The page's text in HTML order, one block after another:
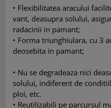
• Flexibilitatea aracului
vant, deasupra solului,
radacinii in pamant;
• Forma triunghiulara, cu 3
deosebita in pamant;
• Nu se degradeaza nici
solului, indiferent de
ploi, etc.
• Reutilizabili pe parcursul